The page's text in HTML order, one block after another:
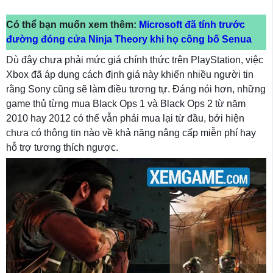
Có thể bạn muốn xem thêm: Microsoft đã tính trước
đường đóng cửa Ninja Theory khi họ công bố Senua
Dù đây chưa phải mức giá chính thức trên PlayStation, việc
Xbox đã áp dụng cách định giá này khiến nhiều người tin
rằng Sony cũng sẽ làm điều tương tự. Đáng nói hơn, những
game thủ từng mua Black Ops 1 và Black Ops 2 từ năm
2010 hay 2012 có thể vẫn phải mua lại từ đầu, bởi hiện
chưa có thông tin nào về khả năng nâng cấp miễn phí hay
hỗ trợ tương thích ngược.